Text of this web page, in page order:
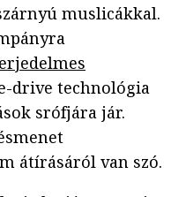
muslicákkal.
drive technológia
srófjára jár.
átírásáról van szó.